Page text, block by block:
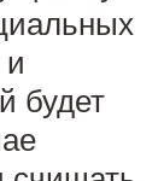
и
будет